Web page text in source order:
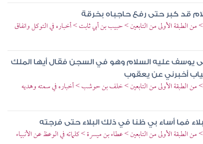
قد كبر حتى رفع حاجباه بخرقة
من الطبقة الأولى من التابعين > حبيب بن أبي ثابت > أخباره في التوكل وانفاق
يوسف عليه السلام وهو في السجن فقال أيها الملك
أخبرني عن يعقوب
> من الطبقة الأولى من التابعين > خلف بن حوشب > أخباره في سمته وهديه
الطبقة الأولى من التابعين > عطاء بن ميسرة > كلماته في الوعظ عن الأنبياء